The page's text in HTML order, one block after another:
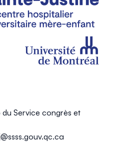
Service congrès et